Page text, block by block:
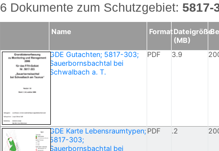
6 Dokumente zum Schutzgebiet: 5817-
Name FormatDateigröße
(MB)
GDE Gutachten; 5817-303;
Sauerbornsbachtal bei
Schwalbach a. T.
PDF 3.9
GDE Karte Lebensraumtypen;
5817-303;
Sauerbornsbachtal bei
PDF .2